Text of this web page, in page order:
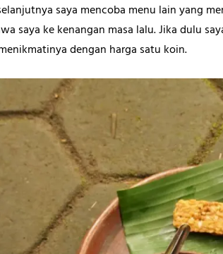
saya mencoba menu lain yang
saya ke kenangan masa lalu. Jika dulu
dengan harga satu koin.